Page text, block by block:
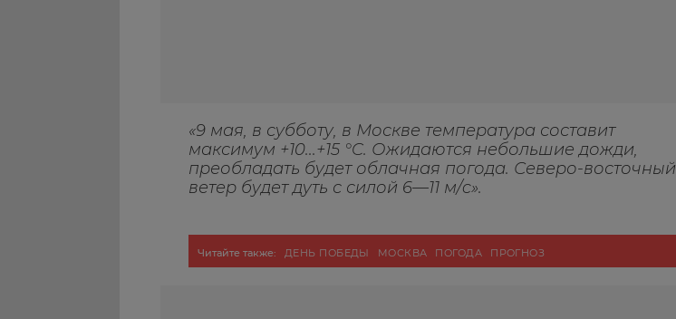
«9 мая, в субботу, в Москве температура составит
максимум +10...+15 °C. Ожидаются небольшие дожди,
преобладать будет облачная погода. Северо-восточный
ветер будет дуть с силой 6—11 м/c».
Читайте также: ДЕНЬ ПОБЕДЫ МОСКВА ПОГОДА ПРОГНОЗ